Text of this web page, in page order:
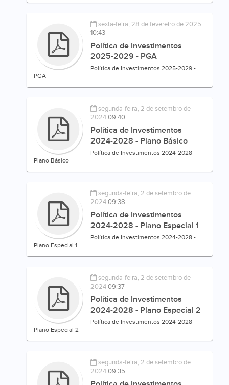
sexta-feira, 28 de fevereiro de 2025
10:43
Política de Investimentos
2025-2029 - PGA
Política de Investimentos 2025-2029 -
PGA
segunda-feira, 2 de setembro de
202409:40
Política de Investimentos
2024-2028 - Plano Básico
Política de Investimentos 2024-2028 -
Plano Básico
segunda-feira, 2 de setembro de
202409:38
Política de Investimentos
2024-2028 - Plano Especial 1
Política de Investimentos 2024-2028 -
Plano Especial 1
segunda-feira, 2 de setembro de
202409:37
Política de Investimentos
2024-2028 - Plano Especial 2
Política de Investimentos 2024-2028 -
Plano Especial 2
segunda-feira, 2 de setembro de
202409:35